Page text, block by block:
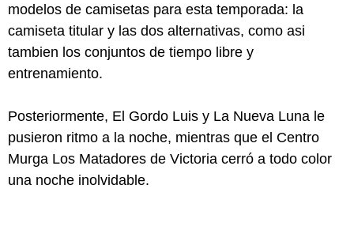
modelos de camisetas para esta temporada: la
camiseta titular y las dos alternativas, como asi
tambien los conjuntos de tiempo libre y
entrenamiento.
Posteriormente, El Gordo Luis y La Nueva Luna le
pusieron ritmo a la noche, mientras que el Centro
Murga Los Matadores de Victoria cerró a todo color
una noche inolvidable.